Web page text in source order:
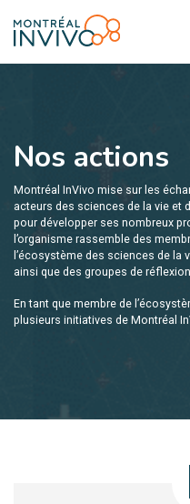
Nos actions
Montréal InVivo mise sur les
acteurs des sciences de la vie et
pour développer ses nombreux
l’organisme rassemble des
l’écosystème des sciences de
ainsi que des groupes de
En tant que membre de
plusieurs initiatives de Montréal